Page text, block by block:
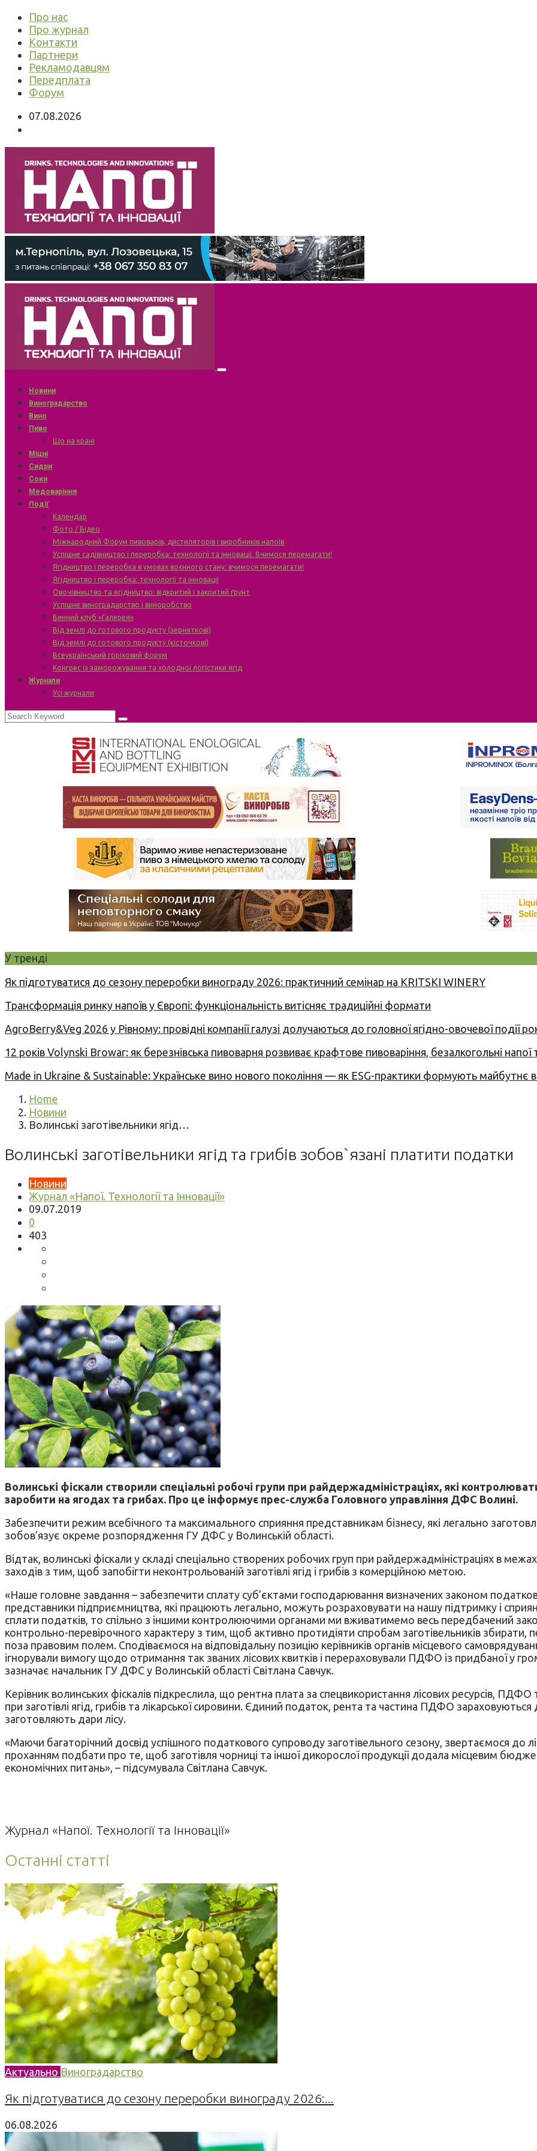
Про нас
Про журнал
Контакти
Партнери
Рекламодавцям
Передплата
Форум
07.08.2026
Новини
Виноградарство
Вино
Пиво
Що на крані
Міцні
Сидри
Соки
Медоваріння
Події
Календар
Фото / Відео
Міжнародний Форум пивоварів, дистиляторів і виробників напоїв
Успішне садівництво і переробка: технології та інновації. Вчимося перемагати!
Ягідництво і переробка в умовах воєнного стану: вчимося перемагати!
Ягідництво і переробка: технології та інновації
Овочівництво та ягідництво: відкритий і закритий ґрунт
Успішне виноградарство і виноробство
Винний клуб «Галерея»
Від землі до готового продукту (зерняткові)
Від землі до готового продукту (кісточкові)
Всеукраїнський горіховий форум
Конгрес із заморожування та холодної логістики ягід
Журнали
Усі журнали
У тренді
Як підготуватися до сезону переробки винограду 2026: практичний семінар на KRITSKI WINERY
Трансформація ринку напоїв у Європі: функціональність витісняє традиційні формати
AgroBerry&Veg 2026 у Рівному: провідні компанії галузі долучаються до головної ягідно-овочевої події
12 років Volynski Browar: як березнівська пивоварня розвиває крафтове пивоваріння, безалкогольні напої
Made in Ukraine & Sustainable: Українське вино нового покоління — як ESG-практики формують майбутнє
Home
Новини
Волинські заготівельники ягід…
Волинські заготівельники ягід та грибів зобов`язані платити податки
Новини
Журнал «Напої. Технології та Інновації»
09.07.2019
0
403
Волинські фіскали створили спеціальні робочі групи при райдержадміністраціях, які
заробити на ягодах та грибах. Про це інформує прес-служба Головного управління ДФС Волині.
Забезпечити режим всебічного та максимального сприяння представникам бізнесу, які легально
зобов’язує окреме розпорядження ГУ ДФС у Волинській області.
Відтак, волинські фіскали у складі спеціально створених робочих груп при райдержадміністраціях в
заходів з тим, щоб запобігти неконтрольованій заготівлі ягід і грибів з комерційною метою.
«Наше головне завдання – забезпечити сплату суб’єктами господарювання визначених законом
представники підприємництва, які працюють легально, можуть розраховувати на нашу підтримку і
сплати податків, то спільно з іншими контролюючими органами ми вживатимемо весь передбачений
контрольно-перевірочного характеру з тим, щоб активно протидіяти спробам заготівельників збирати,
поза правовим полем. Сподіваємося на відповідальну позицію керівників органів місцевого
ігнорували вимогу щодо отримання так званих лісових квитків і перераховували ПДФО із придбаної у
зазначає начальник ГУ ДФС у Волинській області Світлана Савчук.
Керівник волинських фіскалів підкреслила, що рентна плата за спецвикористання лісових ресурсів,
при заготівлі ягід, грибів та лікарської сировини. Єдиний податок, рента та частина ПДФО
заготовляють дари лісу.
«Маючи багаторічний досвід успішного податкового супроводу заготівельного сезону, звертаємося до
проханням подбати про те, щоб заготівля чорниці та іншої дикорослої продукції додала місцевим
економічних питань», – підсумувала Світлана Савчук.
Журнал «Напої. Технології та Інновації»
Останні статті
Актуально Виноградарство
Як підготуватися до сезону переробки винограду 2026:...
06.08.2026